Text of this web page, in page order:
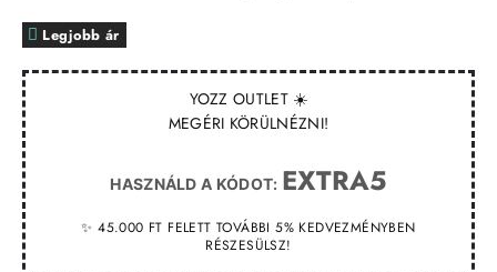
YOZZ OUTLET ☀️
MEGÉRI KÖRÜLNÉZNI!
HASZNÁLD A KÓDOT: EXTRA5
✨ 45.000 FT FELETT TOVÁBBI 5% KEDVEZMÉNYBEN
RÉSZESÜLSZ!
Legjobb ár